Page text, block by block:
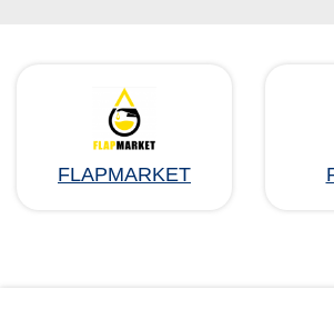
FLAPMARKET